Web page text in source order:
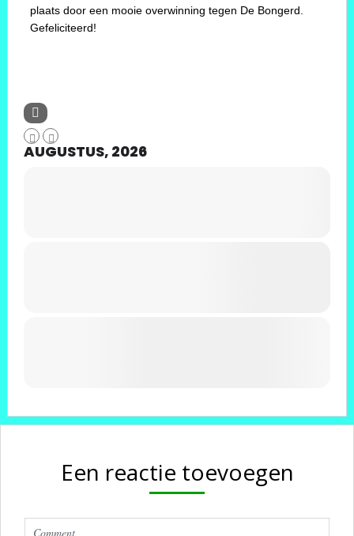
plaats door een mooie overwinning tegen De Bongerd.
Gefeliciteerd!
AUGUSTUS, 2026
Een reactie toevoegen